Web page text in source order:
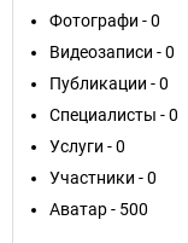
Фотографи - 0
Видеозаписи - 0
Публикации - 0
Специалисты - 0
Услуги - 0
Участники - 0
Аватар - 500